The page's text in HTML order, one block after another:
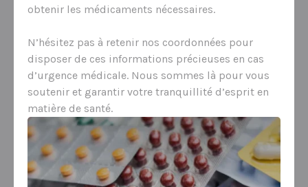
obtenir les médicaments nécessaires.
N’hésitez pas à retenir nos coordonnées pour
disposer de ces informations précieuses en cas
d’urgence médicale. Nous sommes là pour vous
soutenir et garantir votre tranquillité d’esprit en
matière de santé.